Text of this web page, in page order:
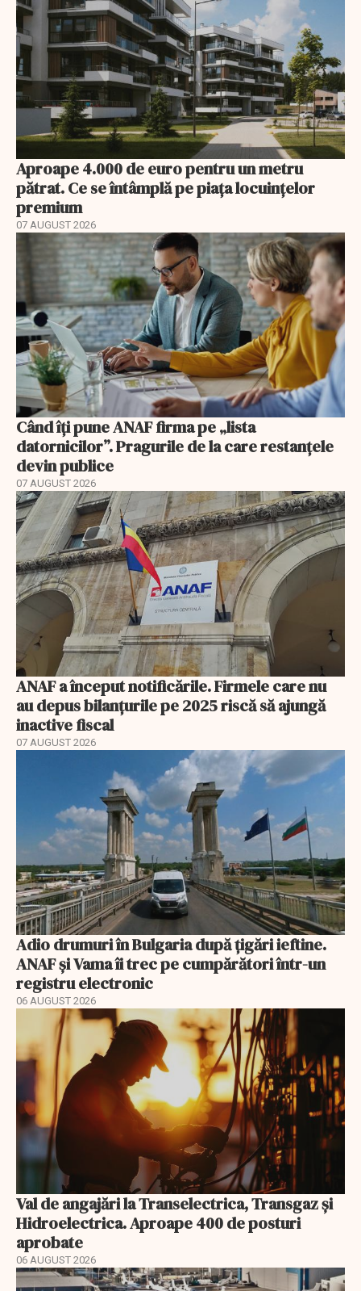
Aproape 4.000 de euro pentru un metru
pătrat. Ce se întâmplă pe piața locuințelor
premium
07 AUGUST 2026
Când îți pune ANAF firma pe „lista
datornicilor”. Pragurile de la care restanțele
devin publice
07 AUGUST 2026
ANAF a început notificările. Firmele care nu
au depus bilanțurile pe 2025 riscă să ajungă
inactive fiscal
07 AUGUST 2026
Adio drumuri în Bulgaria după țigări ieftine.
ANAF și Vama îi trec pe cumpărători într-un
registru electronic
06 AUGUST 2026
Val de angajări la Transelectrica, Transgaz și
Hidroelectrica. Aproape 400 de posturi
aprobate
06 AUGUST 2026